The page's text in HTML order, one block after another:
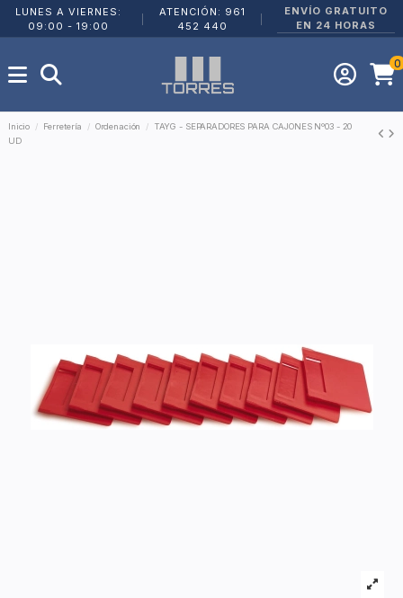
LUNES A VIERNES:
09:00 - 19:00
ATENCIÓN: 961
452 440
ENVÍO GRATUITO
EN 24 HORAS
0
Inicio Ferretería Ordenación
TAYG - SEPARADORES PARA CAJONES Nº03 - 20
UD